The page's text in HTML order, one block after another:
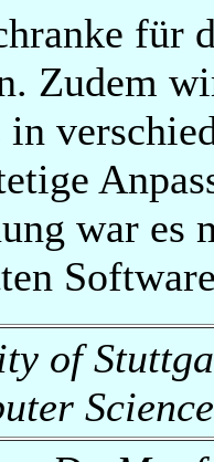
für
Zudem
war es
of